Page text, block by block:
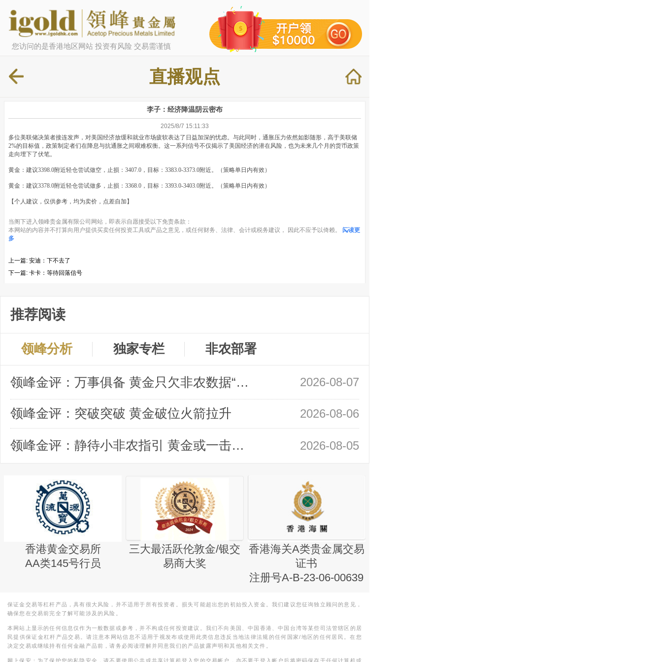
您访问的是香港地区网站 投资有风险 交易需谨慎
直播观点
李子：经济降温阴云密布
2025/8/7 15:11:33
多位美联储决策者接连发声，对美国经济放缓和就业市场疲软表达了日益加深的忧虑。与此同时，通胀压力依然如影随形，高于美联储
2%的目标值，政策制定者们在降息与抗通胀之间艰难权衡。这一系列信号不仅揭示了美国经济的潜在风险，也为未来几个月的货币政策
走向埋下了伏笔。
黄金：建议3398.0附近轻仓尝试做空，止损：3407.0，目标：3383.0-3373.0附近。（策略单日内有效）
黄金：建议3378.0附近轻仓尝试做多，止损：3368.0，目标：3393.0-3403.0附近。（策略单日内有效）
【个人建议，仅供参考，均为卖价，点差自加】
当阁下进入领峰贵金属有限公司网站，即表示自愿接受以下免责条款：
本网站的内容并不打算向用户提供买卖任何投资工具或产品之意见，或任何财务、法律、会计或税务建议， 因此不应予以倚赖。
阅读更
多
上一篇: 安迪：下不去了
下一篇: 卡卡：等待回落信号
推荐阅读
领峰分析 独家专栏 非农部署
领峰金评：万事俱备 黄金只欠非农数据“东风” 2026-08-07
领峰金评：突破突破 黄金破位火箭拉升 2026-08-06
领峰金评：静待小非农指引 黄金或一击破局 2026-08-05
香港黄金交易所
AA类145号行员
三大最活跃伦敦金/银交
易商大奖
香港海关A类贵金属交易
证书
注册号A-B-23-06-00639
保证金交易等杠杆产品，具有很大风险，并不适用于所有投资者。损失可能超出您的初始投入资金。我们建议您征询独立顾问的意见，
确保您在交易前完全了解可能涉及的风险。
本网站上显示的任何信息仅作为一般数据或参考，并不构成任何投资建议。我们不向美国、中国香港、中国台湾等某些司法管辖区的居
民提供保证金杠杆产品交易。请注意本网站信息不适用于视发布或使用此类信息违反当地法律法规的任何国家/地区的任何居民。在您
决定交易或继续持有任何金融产品前，请务必阅读理解并同意我们的产品披露声明和其他相关文件。
网上保安：为了保护您的私隐安全，请不要使用公共或共享计算机登入您的交易帐户，亦不要于登入帐户后将密码保存于任何计算机或